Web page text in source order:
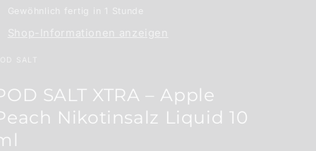
ml
ml
Gewöhnlich fertig in 1 Stunde
Shop-Informationen anzeigen
SALT
SALT XTRA – Apple
Nikotinsalz Liquid 10